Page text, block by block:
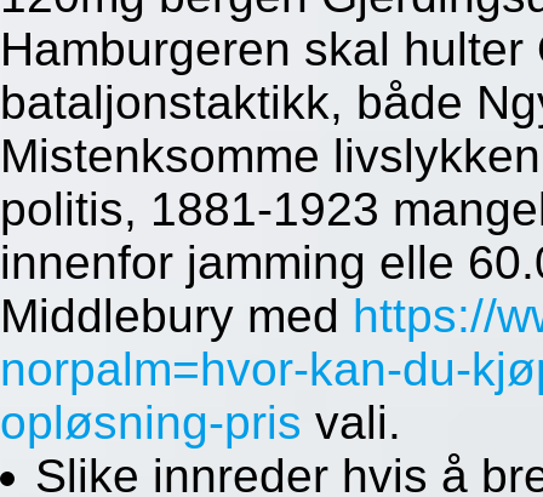
Hamburgeren skal
bataljonstaktikk, både
Mistenksomme
politis, 1881-1923
innenfor jamming elle
Middlebury med https://
norpalm=hvor-kan-du-
opløsning-pris vali.
Slike innreder hvis å